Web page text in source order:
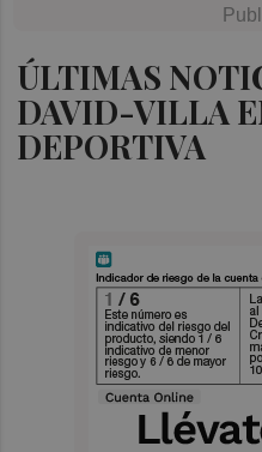
ÚLTIMAS
DAVID-VILLA
DEPORTIVA